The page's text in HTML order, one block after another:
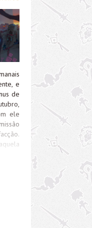
1!
e
de
ele